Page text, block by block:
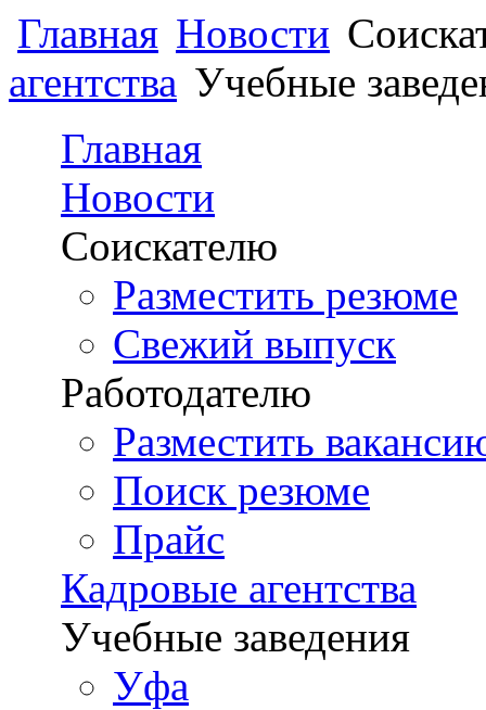
Перейти к основному содержанию
Главное меню
Главная Новости
агентства Учебные
Главная
Новости
Соискателю
Разместить резюме
Свежий выпуск
Работодателю
Разместить
Поиск резюме
Прайс
Кадровые агентства
Учебные заведения
Уфа